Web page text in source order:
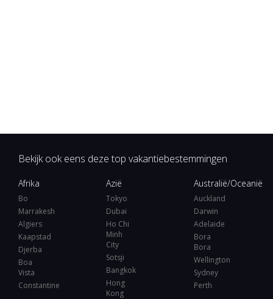
Bekijk ook eens deze top vakantiebestemmingen
Afrika
Bo
Marrakesh
Algiers
Kaapstad
Djerba
Boa
Vista
Constantine
Azië
Tokyo
Dubai
Ho Chi
Minh
City
Sotsji
Bangkok
Hong
Kong
Australië/Oceanië
Auckland
Darwin
Adelaide
Bora
Bora
Wellington
Sydney
Perth